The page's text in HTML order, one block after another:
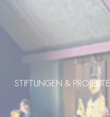
STIFTUNGEN & PROJEKTE